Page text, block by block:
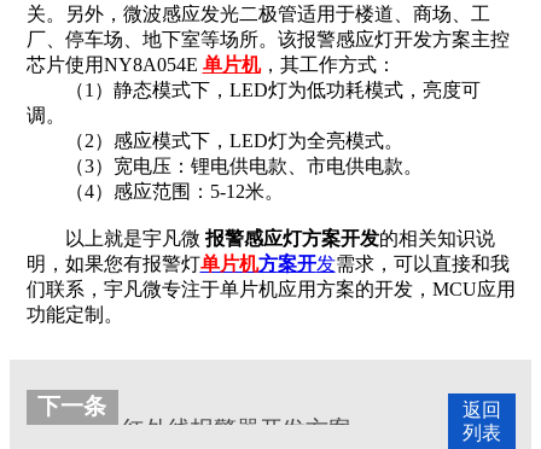
关。另外，微波感应发光二极管适用于楼道、商场、工
厂、停车场、地下室等场所。该报警感应灯开发方案主控
芯片使用NY8A054E 单片机，其工作方式：
（1）静态模式下，LED灯为低功耗模式，亮度可
调。
（2）感应模式下，LED灯为全亮模式。
（3）宽电压：锂电供电款、市电供电款。
（4）感应范围：5-12米。
以上就是宇凡微 报警感应灯方案开发的相关知识说
明，如果您有报警灯单片机方案开发需求，可以直接和我
们联系，宇凡微专注于单片机应用方案的开发，MCU应用
功能定制。
返回
列表
下一条
红外线报警器开发方案